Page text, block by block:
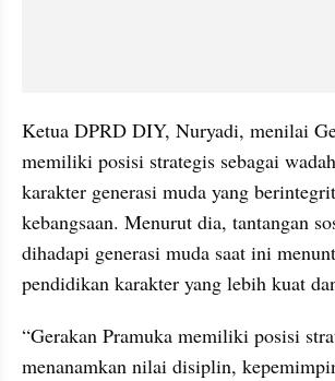
Ketua DPRD DIY, Nuryadi, menilai
memiliki posisi strategis sebagai
karakter generasi muda yang
kebangsaan. Menurut dia, tantangan
dihadapi generasi muda saat ini
pendidikan karakter yang lebih kuat
“Gerakan Pramuka memiliki posisi
menanamkan nilai disiplin,